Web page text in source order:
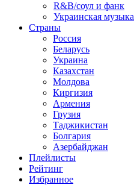
R&B/cоул и фанк
Украинская музыка
Страны
Россия
Беларусь
Украина
Казахстан
Молдова
Киргизия
Армения
Грузия
Таджикистан
Болгария
Азербайджан
Плейлисты
Рейтинг
Избранное